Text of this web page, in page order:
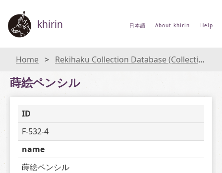
khirin 日本語 About khirin Help
Home Rekihaku Collection Database (Collections Database of the National Museum of Japanese History)
蒔絵ペンシル
ID
F-532-4
name
蒔絵ペンシル